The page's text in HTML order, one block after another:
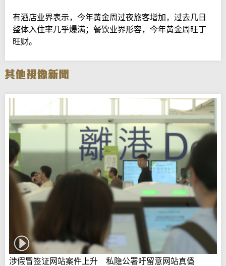
有酒店业界表示，今年黄金周过夜旅客增加，过去几日
整体入住率几乎爆满；餐饮业界形容，今年黄金周旺丁
旺财。
涉假冒签证网站案件上升 私隐公署吁留意网站真僞